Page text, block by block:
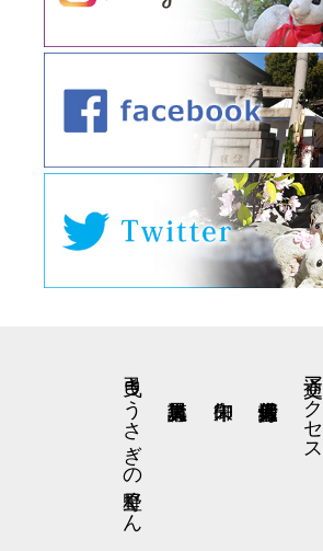
交通アクセス
弓曳きうさぎの星野くん